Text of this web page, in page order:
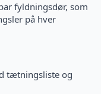
fyldningsdør, som
på hver
tætningsliste og